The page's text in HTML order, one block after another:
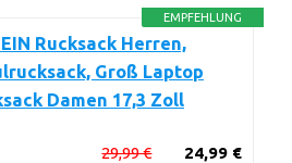
EMPFEHLUNG
Rucksack Herren,
Groß Laptop
Damen 17,3 Zoll
24,99 €
29,99 €